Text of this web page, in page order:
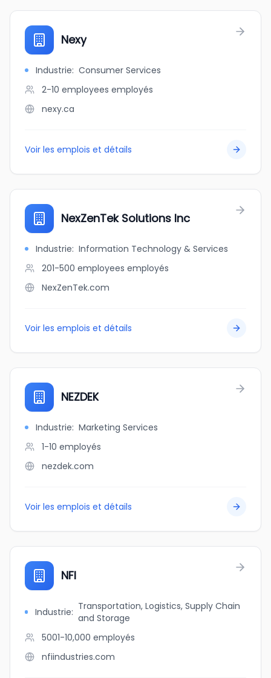
Nexy
Industrie: Consumer Services
2-10 employees employés
nexy.ca
Voir les emplois et détails
NexZenTek Solutions Inc
Industrie: Information Technology & Services
201-500 employees employés
NexZenTek.com
Voir les emplois et détails
NEZDEK
Industrie: Marketing Services
1-10 employés
nezdek.com
Voir les emplois et détails
NFI
Industrie: Transportation, Logistics, Supply Chain
and Storage
5001-10,000 employés
nfiindustries.com